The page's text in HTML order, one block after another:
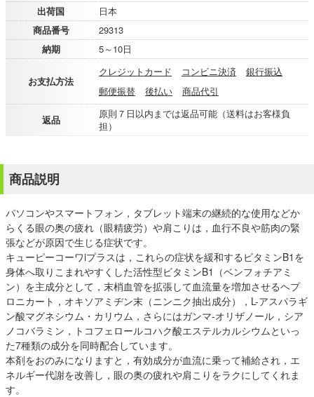
出荷国
日本
商品番号
29313
納期
5～10日
お支払方法
クレジットカード コンビニ決済
銀行振込
郵便振替
後払い 商品代引
返品
原則７日以内までは返品可能（送料はお客様負
担）
商品説明
パソコンやスマートフォン，タブレット端末の継続的な使用などか
らくる眼の奥の疲れ（眼精疲労）や肩こりは，血行不良や筋肉の緊
張などが原因で生じる症状です。
キューピーコーワiプラスは，これらの症状を緩和するビタミンB1を
身体へ取りこまれやすくした活性型ビタミンB1（ベンフォチアミ
ン）を主成分として，末梢血管を拡張して血流量を増加させるヘプ
ロニカート，オキソアミヂン末（ニンニク抽出成分），L-アスパラギ
ン酸マグネシウム・カリウム，さらにはガンマ-オリザノール，シア
ノコバラミン，トコフェロールコハク酸エステルカルシウムといっ
た7種類の成分を同時配合しています。
本剤をおのみになりますと，有効成分が血流に乗って補給され，エ
ネルギー代謝を改善し，眼の奥の疲れや肩こりをラクにしてくれま
す。